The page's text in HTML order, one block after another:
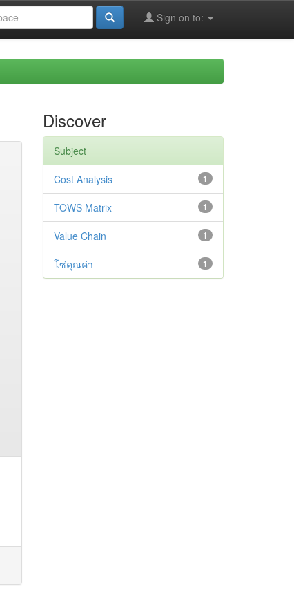
Sign on to:
Discover
Subject
1
Cost Analysis
1
TOWS Matrix
1
Value Chain
1
โซ่คุณค่า